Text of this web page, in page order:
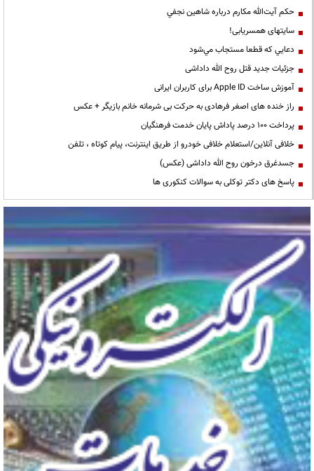
حكم آيت‌الله مكارم درباره شاهين نجفي
سایتهای همسریابی!
دعايي كه قطعا مستجاب مي‌شود
جزئیات جدید قتل روح الله داداشی
آموزش ساخت Apple ID برای کاربران ایرانی
راز خنده های اصغر فرهادی به حرکت بی شرمانه خانم بازیگر + عکس
پرداخت ۱۰۰ درصد پاداش پایان خدمت فرهنگیان
خلافی آنلاین/استعلام خلافی خودرو از طریق اینترنت، پیام کوتاه ، تلفن
جسدغرق درخون روح الله داداشی (عکس)
پاسخ های دکتر توکلی به سوالات کنکوری ها